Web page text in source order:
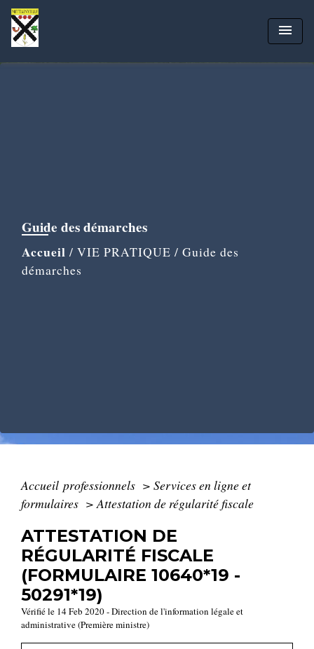
menu
Guide des démarches
Accueil / VIE PRATIQUE / Guide des
démarches
Accueil professionnels > Services en ligne et
formulaires > Attestation de régularité fiscale
ATTESTATION DE
RÉGULARITÉ FISCALE
(FORMULAIRE 10640*19 -
50291*19)
Vérifié le 14 Feb 2020 - Direction de l'information légale et
administrative (Première ministre)